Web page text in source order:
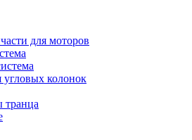
для моторов
угловых колонок